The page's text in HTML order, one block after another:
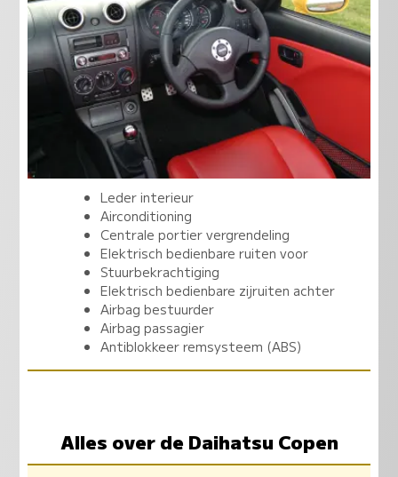
Leder interieur
Airconditioning
Centrale portier vergrendeling
Elektrisch bedienbare ruiten voor
Stuurbekrachtiging
Elektrisch bedienbare zijruiten achter
Airbag bestuurder
Airbag passagier
Antiblokkeer remsysteem (ABS)
Alles over de Daihatsu Copen